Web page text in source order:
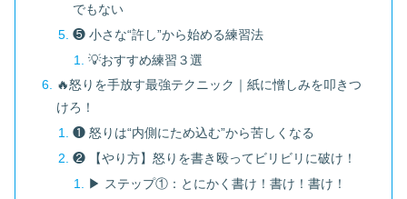
でもない
❺ 小さな“許し”から始める練習法
💡おすすめ練習３選
🔥怒りを手放す最強テクニック｜紙に憎しみを叩きつ
けろ！
❶ 怒りは“内側にため込む”から苦しくなる
❷ 【やり方】怒りを書き殴ってビリビリに破け！
▶ ステップ①：とにかく書け！書け！書け！